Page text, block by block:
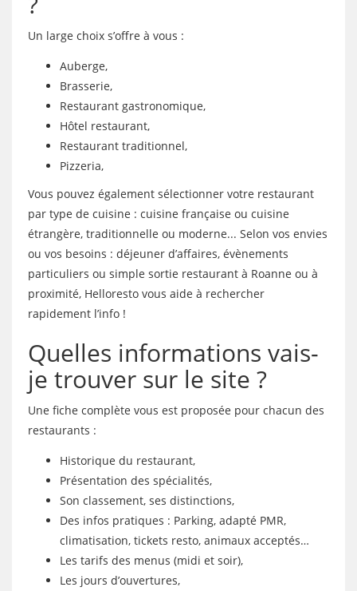
Un large choix s’offre à vous :
Auberge,
Brasserie,
Restaurant gastronomique,
Hôtel restaurant,
Restaurant traditionnel,
Pizzeria,
Vous pouvez également sélectionner votre restaurant
par type de cuisine : cuisine française ou cuisine
étrangère, traditionnelle ou moderne... Selon vos envies
ou vos besoins : déjeuner d’affaires, évènements
particuliers ou simple sortie restaurant à Roanne ou à
proximité, Helloresto vous aide à rechercher
rapidement l’info !
Quelles informations vais-
je trouver sur le site ?
Une fiche complète vous est proposée pour chacun des
restaurants :
Historique du restaurant,
Présentation des spécialités,
Son classement, ses distinctions,
Des infos pratiques : Parking, adapté PMR,
climatisation, tickets resto, animaux acceptés…
Les tarifs des menus (midi et soir),
Les jours d’ouvertures,